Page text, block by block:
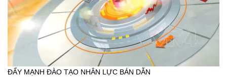
ĐẨY MẠNH ĐÀO TẠO NHÂN LỰC BÁN DẪN